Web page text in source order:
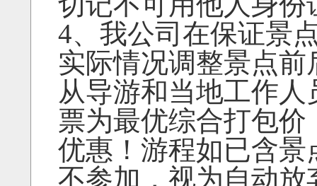
4、我公司在保证景
实际情况调整景点
从导游和当地工作
票为最优综合打包
优惠！游程如已含
不参加，视为自动